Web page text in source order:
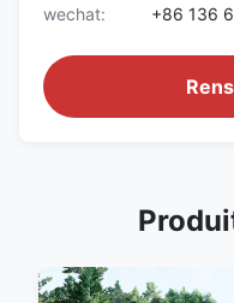
wechat:
+86 136